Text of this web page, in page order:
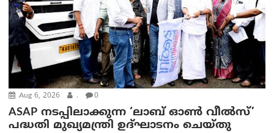
Aug 6, 2026 . 0
ASAP നടപ്പിലാക്കുന്ന ‘ലാബ് ഓൺ വീൽസ്’
പദ്ധതി മുഖ്യമന്ത്രി ഉദ്ഘാടനം ചെയ്തു